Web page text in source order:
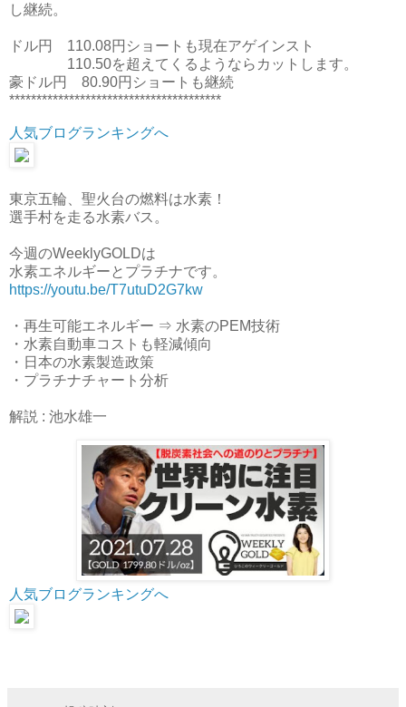
し継続。
ドル円 110.08円ショートも現在アゲインスト
110.50を超えてくるようならカットします。
豪ドル円 80.90円ショートも継続
***************************************
人気ブログランキングへ
東京五輪、聖火台の燃料は水素！
選手村を走る水素バス。
今週のWeeklyGOLDは
水素エネルギーとプラチナです。
https://youtu.be/T7utuD2G7kw
・再生可能エネルギー ⇒ 水素のPEM技術
・水素自動車コストも軽減傾向
・日本の水素製造政策
・プラチナチャート分析
解説 : 池水雄一
人気ブログランキングへ